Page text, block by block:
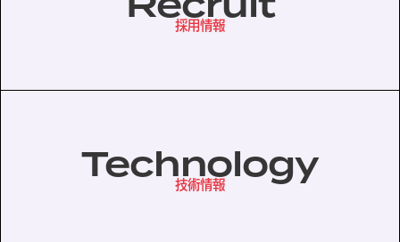
採用情報
Technology
技術情報